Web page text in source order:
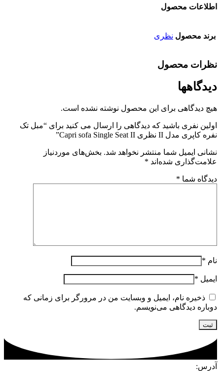
اطلاعات محصول
برند محصول نظری
نظرات محصول
دیدگاهها
هیچ دیدگاهی برای این محصول نوشته نشده است.
اولین نفری باشید که دیدگاهی را ارسال می کنید برای “مبل تک
نفره کاپری مدل II نظری Capri sofa Single Seat II”
نشانی ایمیل شما منتشر نخواهد شد. بخش‌های موردنیاز
علامت‌گذاری شده‌اند *
دیدگاه شما *
نام *
ایمیل *
ذخیره نام، ایمیل و وبسایت من در مرورگر برای زمانی که
دوباره دیدگاهی می‌نویسم.
آدرس: